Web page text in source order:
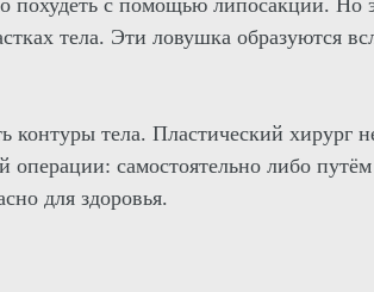
похудеть с помощью липосакции. Но
тела. Эти ловушка образуются
контуры тела. Пластический
операции: самостоятельно либо
для здоровья.